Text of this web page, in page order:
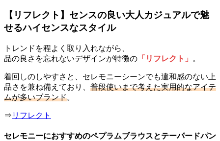
【リフレクト】センスの良い大人カジュアルで魅
せるハイセンスなスタイル
トレンドを程よく取り入れながら、
品の良さを忘れないデザインが特徴の 「リフレクト」 。
着回しのしやすさと、セレモニーシーンでも違和感のない上
品さを兼ね備えており、 普段使いまで考えた実用的なアイテ
ムが多いブランド。
⇒ リフレクト
セレモニーにおすすめのペプラムブラウスとテーパードパン